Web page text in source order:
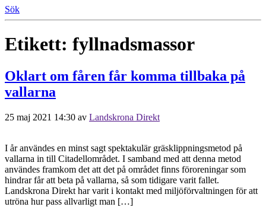
Sök
Etikett: fyllnadsmassor
Oklart om fåren får komma tillbaka på
vallarna
25 maj 2021 14:30 av Landskrona Direkt
I år användes en minst sagt spektakulär gräsklippningsmetod på
vallarna in till Citadellområdet. I samband med att denna metod
användes framkom det att det på området finns föroreningar som
hindrar får att beta på vallarna, så som tidigare varit fallet.
Landskrona Direkt har varit i kontakt med miljöförvaltningen för att
utröna hur pass allvarligt man […]